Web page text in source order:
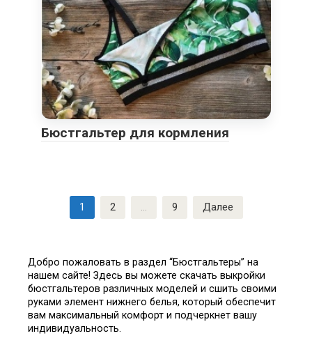
Бюстгальтер для кормления
1 2 9 Далее
Добро пожаловать в раздел “Бюстгальтеры” на
нашем сайте! Здесь вы можете скачать выкройки
бюстгальтеров различных моделей и сшить своими
руками элемент нижнего белья, который обеспечит
вам максимальный комфорт и подчеркнет вашу
индивидуальность.